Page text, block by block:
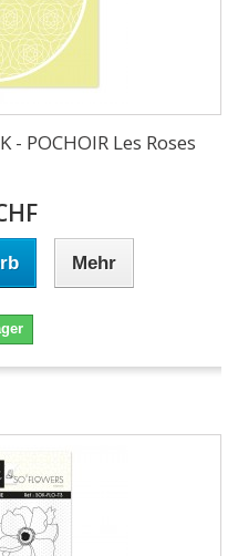
- POCHOIR Les Roses
Mehr